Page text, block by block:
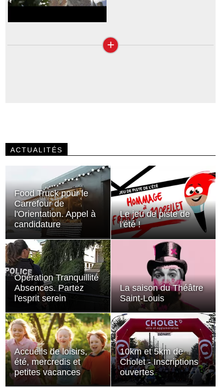
+
ACTUALITÉS
Food Truck pour le
Carrefour de
l'Orientation. Appel à
candidature
Le jeu de piste de
l'été !
Opération Tranquillité
Absences. Partez
l'esprit serein
La saison du Théâtre
Saint-Louis
Accueils de loisirs,
été, mercredis et
petites vacances
10km et 5km de
Cholet - Inscriptions
ouvertes